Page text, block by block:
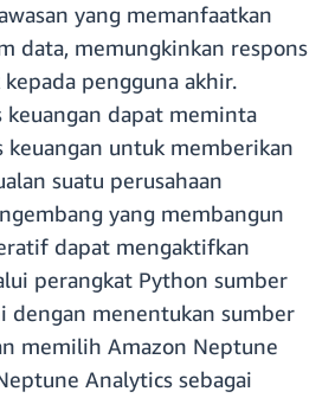
yang memanfaatkan
data, memungkinkan respons
pengguna akhir.
keuangan dapat meminta
keuangan untuk memberikan
suatu perusahaan
yang membangun
dapat mengaktifkan
perangkat Python sumber
dengan menentukan sumber
memilih Amazon Neptune
Analytics sebagai